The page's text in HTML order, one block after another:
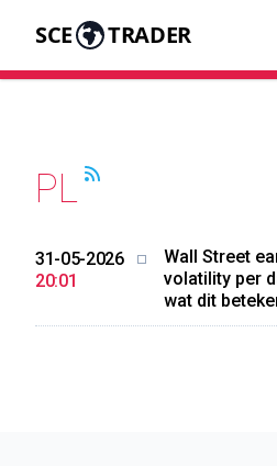
SCE TRADER
PL
31-05-2026
20:01
Wall Street
volatility per
wat dit